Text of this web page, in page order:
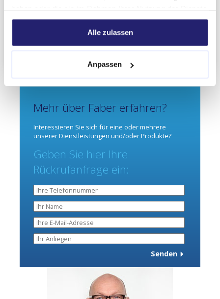
gesammelt haben.
Alle zulassen
Anpassen
Weltpremiere für Faber!
Erste elektrische Betonpumpe in den Niederlanden und
Deutschland.
Mehr über Faber erfahren?
Interessieren Sie sich für eine oder mehrere
unserer Dienstleistungen und/oder Produkte?
Geben Sie hier Ihre
Rückrufanfrage ein: